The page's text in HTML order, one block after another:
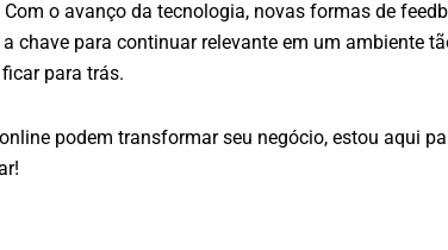
o avanço da tecnologia, novas formas de
para continuar relevante em um ambiente
para trás.
podem transformar seu negócio, estou aqui